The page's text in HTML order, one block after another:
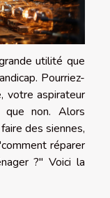
utilité que
Pourriez-
votre aspirateur
non. Alors
des siennes,
réparer
?" Voici la